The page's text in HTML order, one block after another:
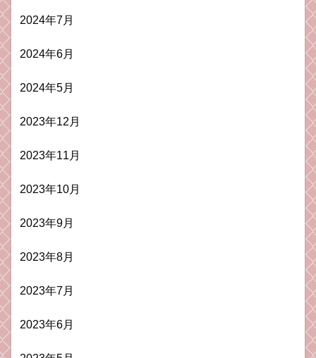
2024年7月
2024年6月
2024年5月
2023年12月
2023年11月
2023年10月
2023年9月
2023年8月
2023年7月
2023年6月